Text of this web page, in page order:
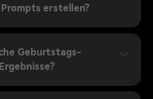
erstellen?
Geburtstags-